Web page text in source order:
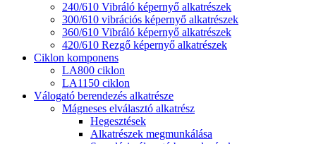
240/610 Vibráló képernyő alkatrészek
300/610 vibrációs képernyő alkatrészek
360/610 Vibráló képernyő alkatrészek
420/610 Rezgő képernyő alkatrészek
Ciklon komponens
LA800 ciklon
LA1150 ciklon
Válogató berendezés alkatrésze
Mágneses elválasztó alkatrész
Hegesztések
Alkatrészek megmunkálása